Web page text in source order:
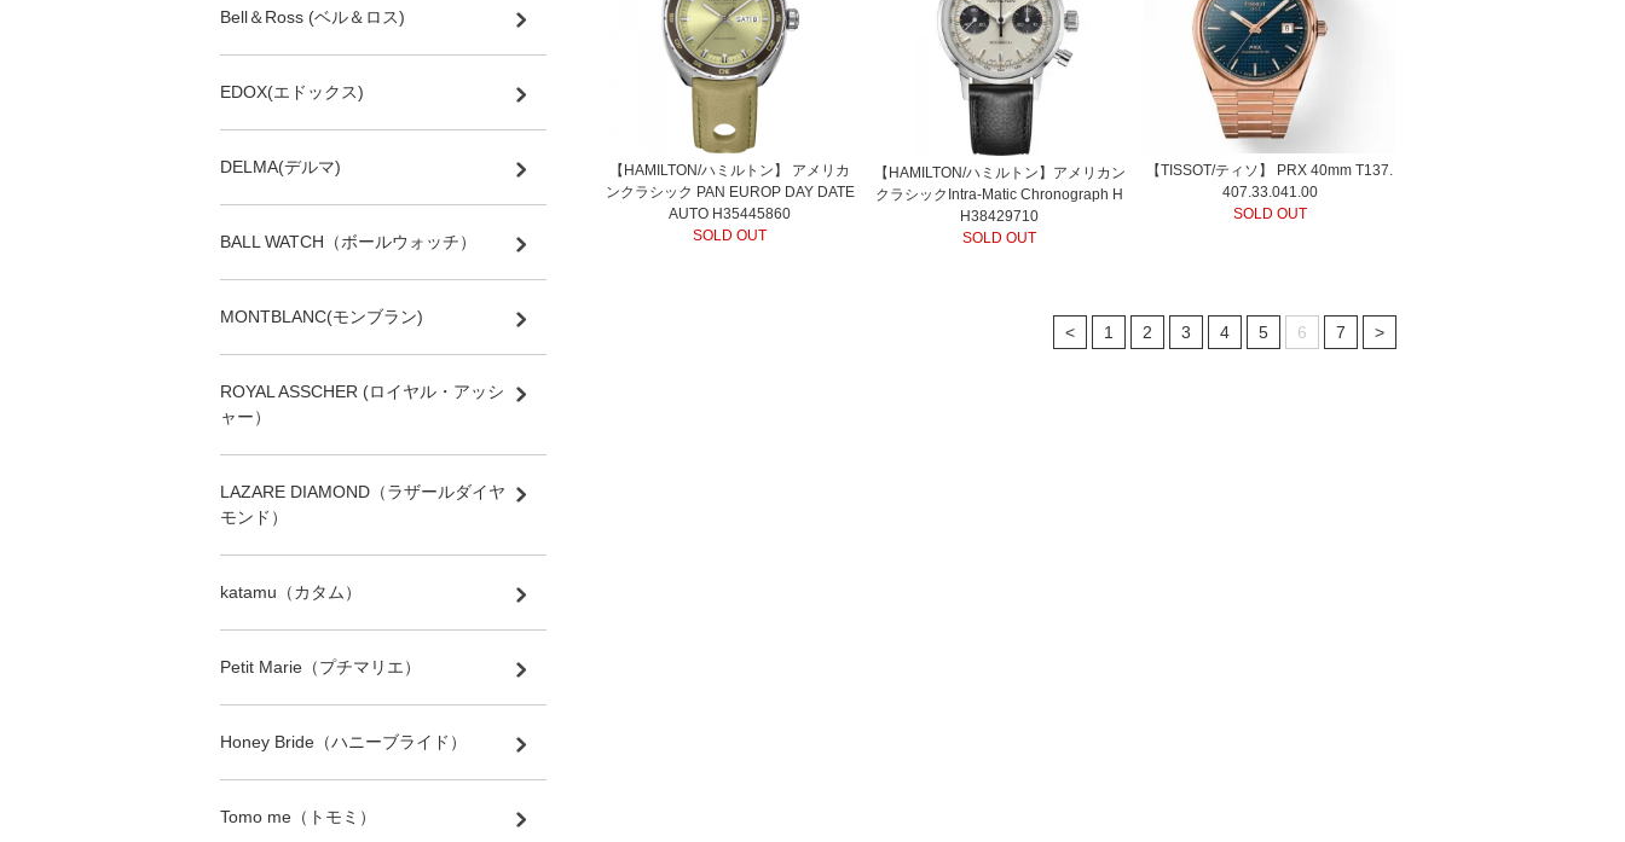
【HAMILTON/ハミルトン】 アメリカ
ンクラシック PAN EUROP DAY DATE
AUTO H35445860
SOLD OUT
【HAMILTON/ハミルトン】アメリカン
クラシックIntra-Matic Chronograph H
H38429710
SOLD OUT
【TISSOT/ティソ】 PRX 40mm T137.
407.33.041.00
SOLD OUT
< 1 2 3 4 5 6 7 >
Bell＆Ross (ベル＆ロス)
EDOX(エドックス)
DELMA(デルマ)
BALL WATCH（ボールウォッチ）
MONTBLANC(モンブラン)
ROYAL ASSCHER (ロイヤル・アッシ
ャー）
LAZARE DIAMOND（ラザールダイヤ
モンド）
katamu（カタム）
Petit Marie（プチマリエ）
Honey Bride（ハニーブライド）
Tomo me（トモミ）